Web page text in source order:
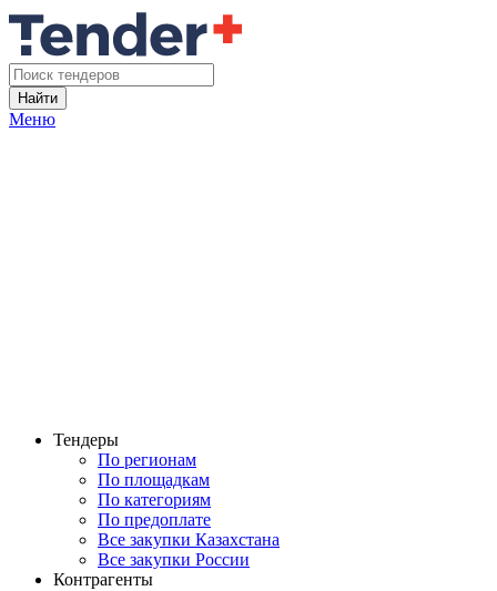
Найти
Меню
Тендеры
По регионам
По площадкам
По категориям
По предоплате
Все закупки Казахстана
Все закупки России
Контрагенты